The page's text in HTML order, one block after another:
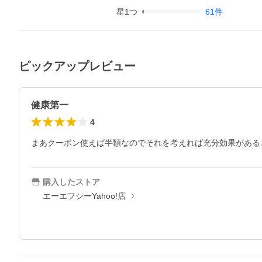
星1つ 61件
ピックアップレビュー
健康第一
4
まあクーポン使えば半額なのでそれを考えれば充分効果がある
購入したストア
エーエフシーYahoo!店